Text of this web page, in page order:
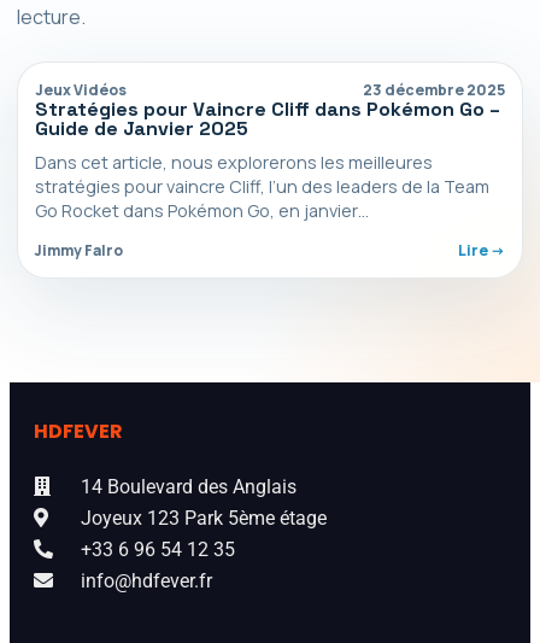
lecture.
Jeux Vidéos 23 décembre 2025
Stratégies pour Vaincre Cliff dans Pokémon Go –
Guide de Janvier 2025
Dans cet article, nous explorerons les meilleures
stratégies pour vaincre Cliff, l’un des leaders de la Team
Go Rocket dans Pokémon Go, en janvier…
Jimmy Falro Lire ->
HDFEVER
14 Boulevard des Anglais
Joyeux 123 Park 5ème étage
+33 6 96 54 12 35
info@hdfever.fr